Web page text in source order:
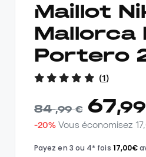
Maillot Nike RCD
Mallorca
Portero
(1)
84,99 € 67,99
-20% Vous économisez